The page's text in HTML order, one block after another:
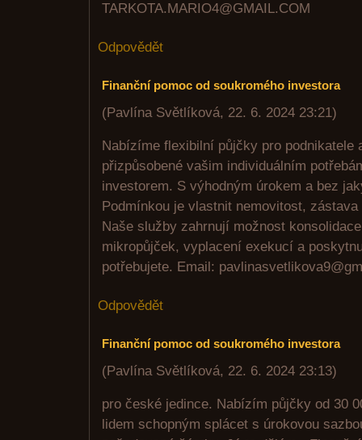
TARKOTA.MARIO4@GMAIL.COM
Odpovědět
Finanční pomoc od soukromého investora
(Pavlína Světlíková, 22. 6. 2024 23:21)
Nabízíme flexibilní půjčky pro podnikatele
přizpůsobené vašim individuálním
investorem. S výhodným úrokem a bez
Podmínkou je vlastnit nemovitost, zástava
Naše služby zahrnují možnost
mikropůjček, vyplacení exekucí a
potřebujete. Email:
Odpovědět
Finanční pomoc od soukromého investora
(Pavlína Světlíková, 22. 6. 2024 23:13)
pro české jedince. Nabízím půjčky od 30
lidem schopným splácet s úrokovou